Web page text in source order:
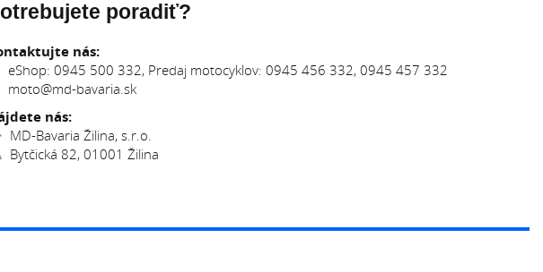
poradiť?
nás:
eShop: 0945 500 332, Predaj motocyklov: 0945 456 332, 0945 457 332
moto@md-bavaria.sk
nás:
MD-Bavaria Žilina, s.r.o.
Bytčická 82, 01001 Žilina